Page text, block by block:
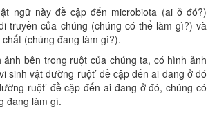
ngữ này đề cập đến microbiota (ai ở đó?)
truyền của chúng (chúng có thể làm gì?) và
(chúng đang làm gì?).
ảnh bên trong ruột của chúng ta, có hình ảnh
sinh vật đường ruột’ đề cập đến ai đang ở đó
ruột’ đề cập đến ai đang ở đó, chúng có
đang làm gì.